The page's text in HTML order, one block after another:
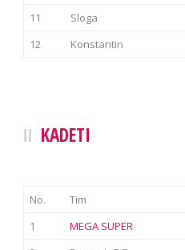
11
Sloga
12
Konstantin
KADETI
No. Tim
1
MEGA SUPER